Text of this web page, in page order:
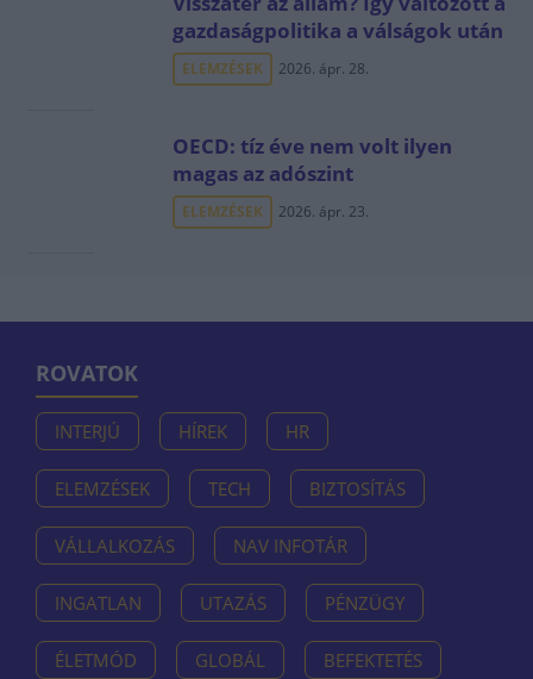
gazdaságpolitika a válságok után
ELEMZÉSEK 2026. ápr. 28.
OECD: tíz éve nem volt ilyen
magas az adószint
ELEMZÉSEK 2026. ápr. 23.
ROVATOK
INTERJÚ HÍREK HR
ELEMZÉSEK TECH BIZTOSÍTÁS
VÁLLALKOZÁS NAV INFOTÁR
INGATLAN UTAZÁS PÉNZÜGY
ÉLETMÓD GLOBÁL BEFEKTETÉS